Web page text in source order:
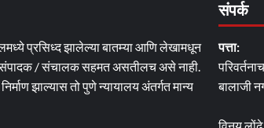
प्रसिध्द झालेल्या बातम्या आणि लेखामधून
संपादक / संचालक सहमत असतीलच असे नाही.
झाल्यास तो पुणे न्यायालय अंतर्गत मान्य
संपर्क
पत्ता:
बालाजी
विनय